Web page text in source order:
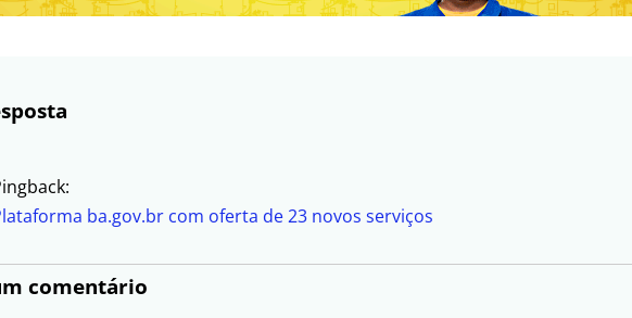
ba.gov.br com oferta de 23 novos serviços
comentário